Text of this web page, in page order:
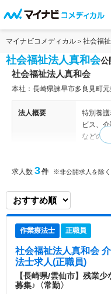
マイナビコメディカル 社会福
社会福祉法人真和会公
社会福祉法人真和会
本社：長崎県諫早市多良見町
法人概要
特別養
ビス、
などの
寿苑 短
人ホー
宅 真和
特色
【理念】
こもっ
求人数 3件 ※非公開求人を除く
作業療法士 正職員
社会福祉法人真和会
法士求人(正職員)
【長崎県/雲仙市】残業
募集♪〈常勤〉